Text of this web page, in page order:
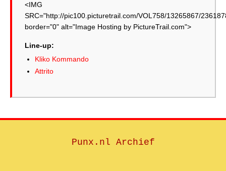
<IMG
SRC="http://pic100.picturetrail.com/VOL758/13265867/
border="0" alt="Image Hosting by PictureTrail.com">
Line-up:
Kliko Kommando
Attrito
Punx.nl Archief